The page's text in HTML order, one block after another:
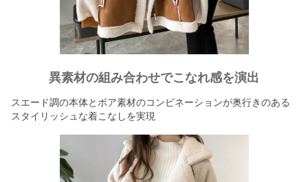
異素材の組み合わせでこなれ感を演出
スエード調の本体とボア素材のコンビネーションが奥行きのある
スタイリッシュな着こなしを実現